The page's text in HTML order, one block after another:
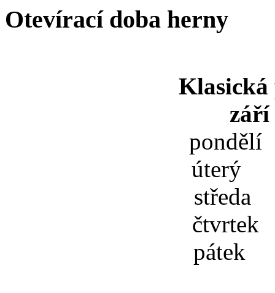
Otevírací doba herny
Klasická
září
úterý
středa
čtvrtek
pátek